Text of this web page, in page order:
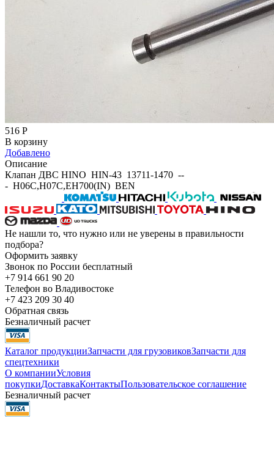
516 Р
В корзину
Добавлено
Описание
Клапан ДВС HINO HIN-43 13711-1470 --
- H06C,H07C,EH700(IN) BEN
Не нашли то, что нужно или не уверены в правильности
подбора?
Оформить заявку
Звонок по России бесплатный
+7 914 661 90 20
Телефон во Владивостоке
+7 423 209 30 40
Обратная связь
Безналичный расчет
Каталог продукцииЗапчасти для грузовиковЗапчасти для
спецтехники
О компанииУсловия
покупкиДоставкаКонтактыПользовательское соглашение
Безналичный расчет